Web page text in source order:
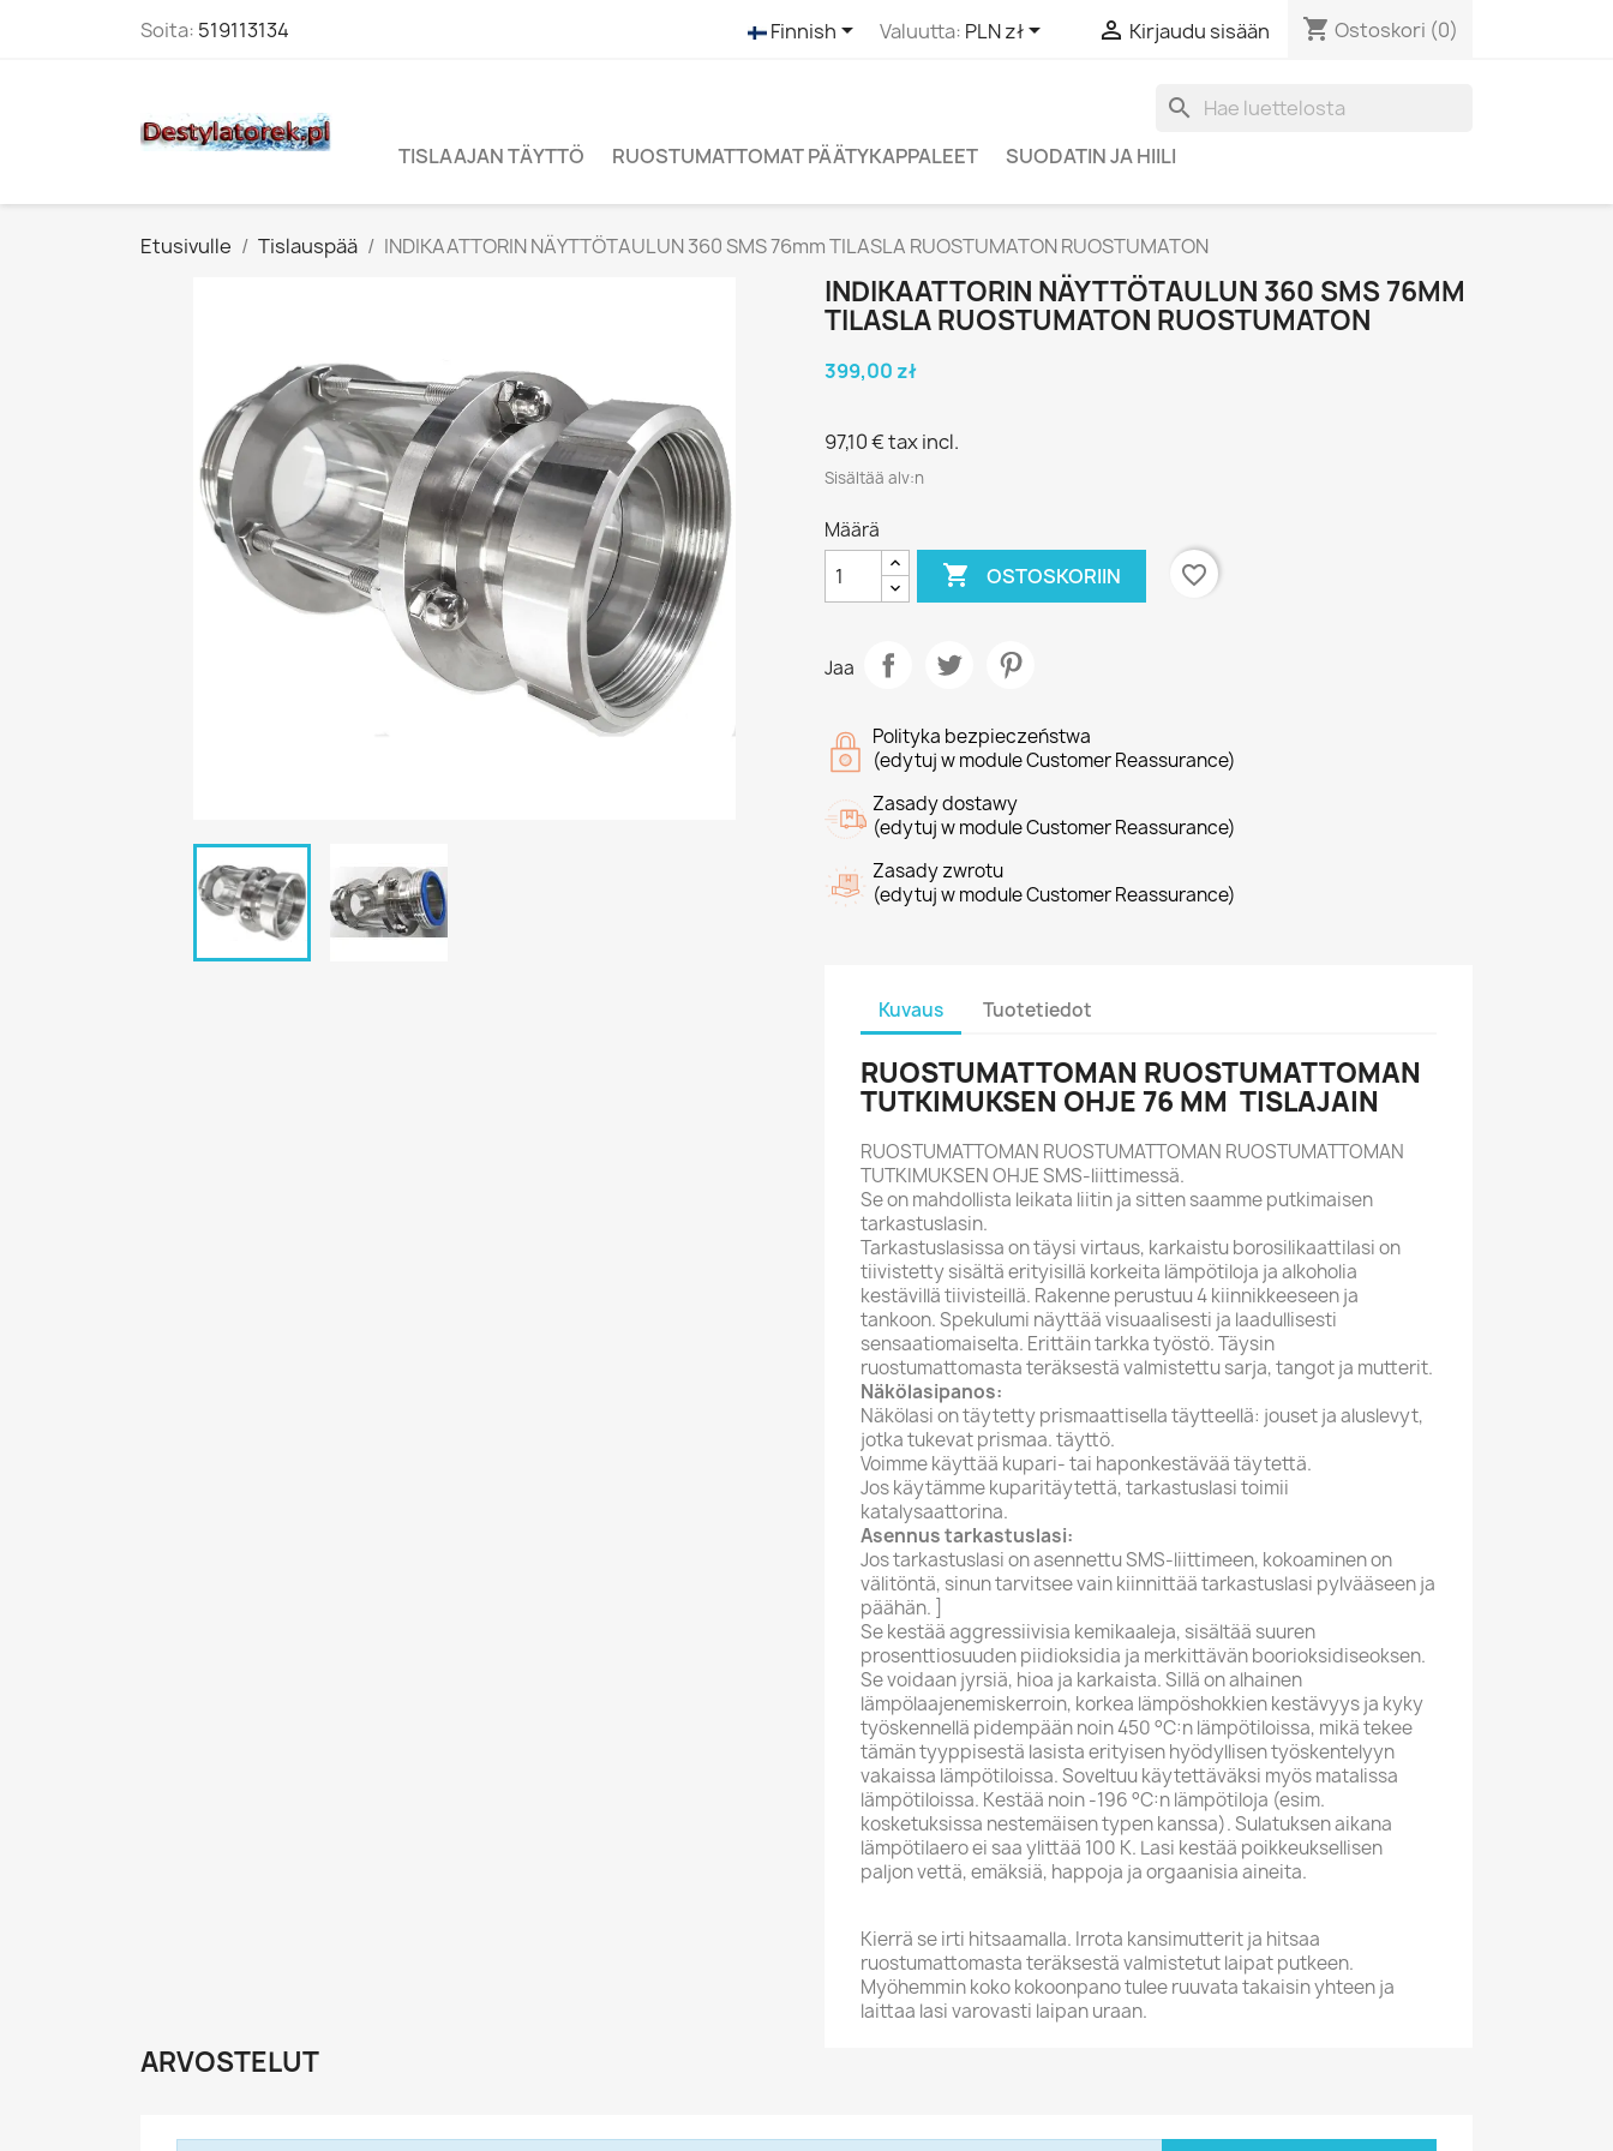
Soita: 519113134 Finnish Valuutta: PLN zł  Kirjaudu sisään shopping_cart Ostoskori (0)
search
TISLAAJAN TÄYTTÖ RUOSTUMATTOMAT PÄÄTYKAPPALEET SUODATIN JA HIILI
Etusivulle Tislauspää INDIKAATTORIN NÄYTTÖTAULUN 360 SMS 76mm TILASLA RUOSTUMATON RUOSTUMATON
INDIKAATTORIN NÄYTTÖTAULUN 360 SMS 76MM
TILASLA RUOSTUMATON RUOSTUMATON
399,00 zł
97,10 €tax incl.
Sisältää alv:n
Määrä
 OSTOSKORIIN favorite_border
Jaa
Polityka bezpieczeństwa
(edytuj w module Customer Reassurance)
Zasady dostawy
(edytuj w module Customer Reassurance)
Zasady zwrotu
(edytuj w module Customer Reassurance)
Kuvaus Tuotetiedot
RUOSTUMATTOMAN RUOSTUMATTOMAN
TUTKIMUKSEN OHJE 76 MM TISLAJAIN
RUOSTUMATTOMAN RUOSTUMATTOMAN RUOSTUMATTOMAN
TUTKIMUKSEN OHJE SMS-liittimessä.
Se on mahdollista leikata liitin ja sitten saamme putkimaisen
tarkastuslasin.
Tarkastuslasissa on täysi virtaus, karkaistu borosilikaattilasi on
tiivistetty sisältä erityisillä korkeita lämpötiloja ja alkoholia
kestävillä tiivisteillä. Rakenne perustuu 4 kiinnikkeeseen ja
tankoon. Spekulumi näyttää visuaalisesti ja laadullisesti
sensaatiomaiselta. Erittäin tarkka työstö. Täysin
ruostumattomasta teräksestä valmistettu sarja, tangot ja mutterit.
Näkölasipanos:
Näkölasi on täytetty prismaattisella täytteellä: jouset ja aluslevyt,
jotka tukevat prismaa. täyttö.
Voimme käyttää kupari- tai haponkestävää täytettä.
Jos käytämme kuparitäytettä, tarkastuslasi toimii
katalysaattorina.
Asennus tarkastuslasi:
Jos tarkastuslasi on asennettu SMS-liittimeen, kokoaminen on
välitöntä, sinun tarvitsee vain kiinnittää tarkastuslasi pylvääseen ja
päähän. ]
Se kestää aggressiivisia kemikaaleja, sisältää suuren
prosenttiosuuden piidioksidia ja merkittävän boorioksidiseoksen.
Se voidaan jyrsiä, hioa ja karkaista. Sillä on alhainen
lämpölaajenemiskerroin, korkea lämpöshokkien kestävyys ja kyky
työskennellä pidempään noin 450 °C:n lämpötiloissa, mikä tekee
tämän tyyppisestä lasista erityisen hyödyllisen työskentelyyn
vakaissa lämpötiloissa. Soveltuu käytettäväksi myös matalissa
lämpötiloissa. Kestää noin -196 °C:n lämpötiloja (esim.
kosketuksissa nestemäisen typen kanssa). Sulatuksen aikana
lämpötilaero ei saa ylittää 100 K. Lasi kestää poikkeuksellisen
paljon vettä, emäksiä, happoja ja orgaanisia aineita.
Kierrä se irti hitsaamalla. Irrota kansimutterit ja hitsaa
ruostumattomasta teräksestä valmistetut laipat putkeen.
Myöhemmin koko kokoonpano tulee ruuvata takaisin yhteen ja
laittaa lasi varovasti laipan uraan.
ARVOSTELUT